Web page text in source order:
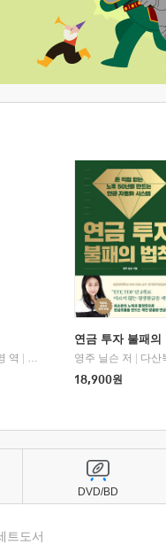
역
북다
연금 투자 불패의
영주 닐슨 저
다산
18,900원
트도서
DVD/BD